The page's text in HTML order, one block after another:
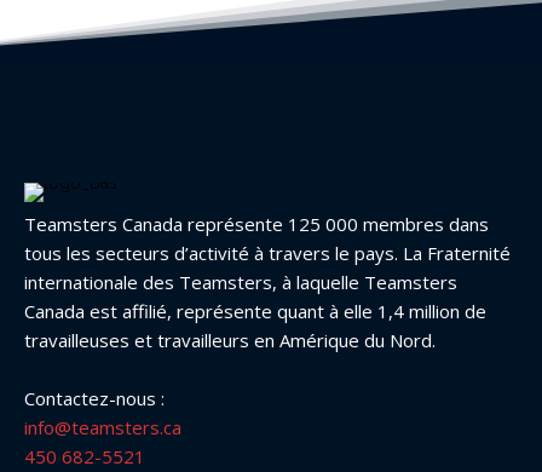
Teamsters Canada représente 125 000 membres dans
tous les secteurs d’activité à travers le pays. La Fraternité
internationale des Teamsters, à laquelle Teamsters
Canada est affilié, représente quant à elle 1,4 million de
travailleuses et travailleurs en Amérique du Nord.
Contactez-nous :
info@teamsters.ca
450 682-5521